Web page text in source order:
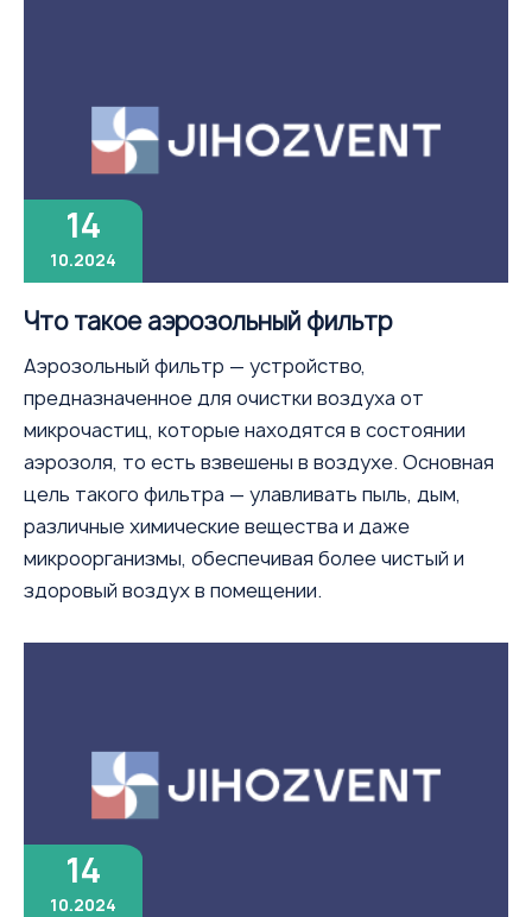
14
10.2024
Что такое аэрозольный фильтр
Аэрозольный фильтр — устройство,
предназначенное для очистки воздуха от
микрочастиц, которые находятся в состоянии
аэрозоля, то есть взвешены в воздухе. Основная
цель такого фильтра — улавливать пыль, дым,
различные химические вещества и даже
микроорганизмы, обеспечивая более чистый и
здоровый воздух в помещении.
14
10.2024